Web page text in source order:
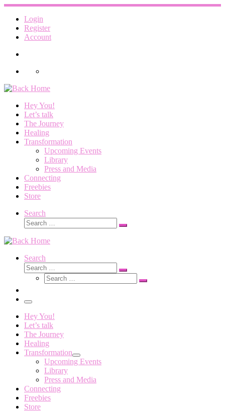
Skip
content
Login
Register
Account
Hey You!
Let’s talk
The Journey
Healing
Transformation
Upcoming Events
Library
Press and Media
Connecting
Freebies
Store
Search
Search
Search
Search
Search
Search
Search
Search
Menu
Hey You!
Let’s talk
The Journey
Healing
Transformation
Upcoming Events
Library
Press and Media
Connecting
Freebies
Store